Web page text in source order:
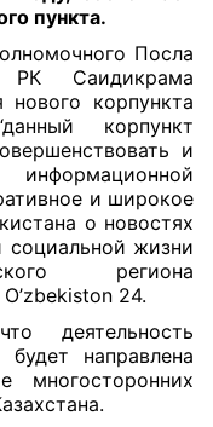
пункта.
Посла
РК Саидикрама
корпункта
корпункт
и
и широкое
о новостях
социальной жизни
региона
24.
деятельность
будет направлена
многосторонних